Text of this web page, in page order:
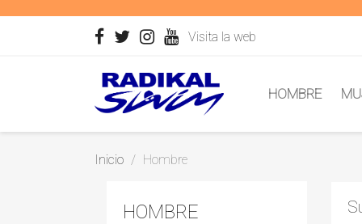
Visita la web
HOMBRE
Inicio Hombre
HOMBRE